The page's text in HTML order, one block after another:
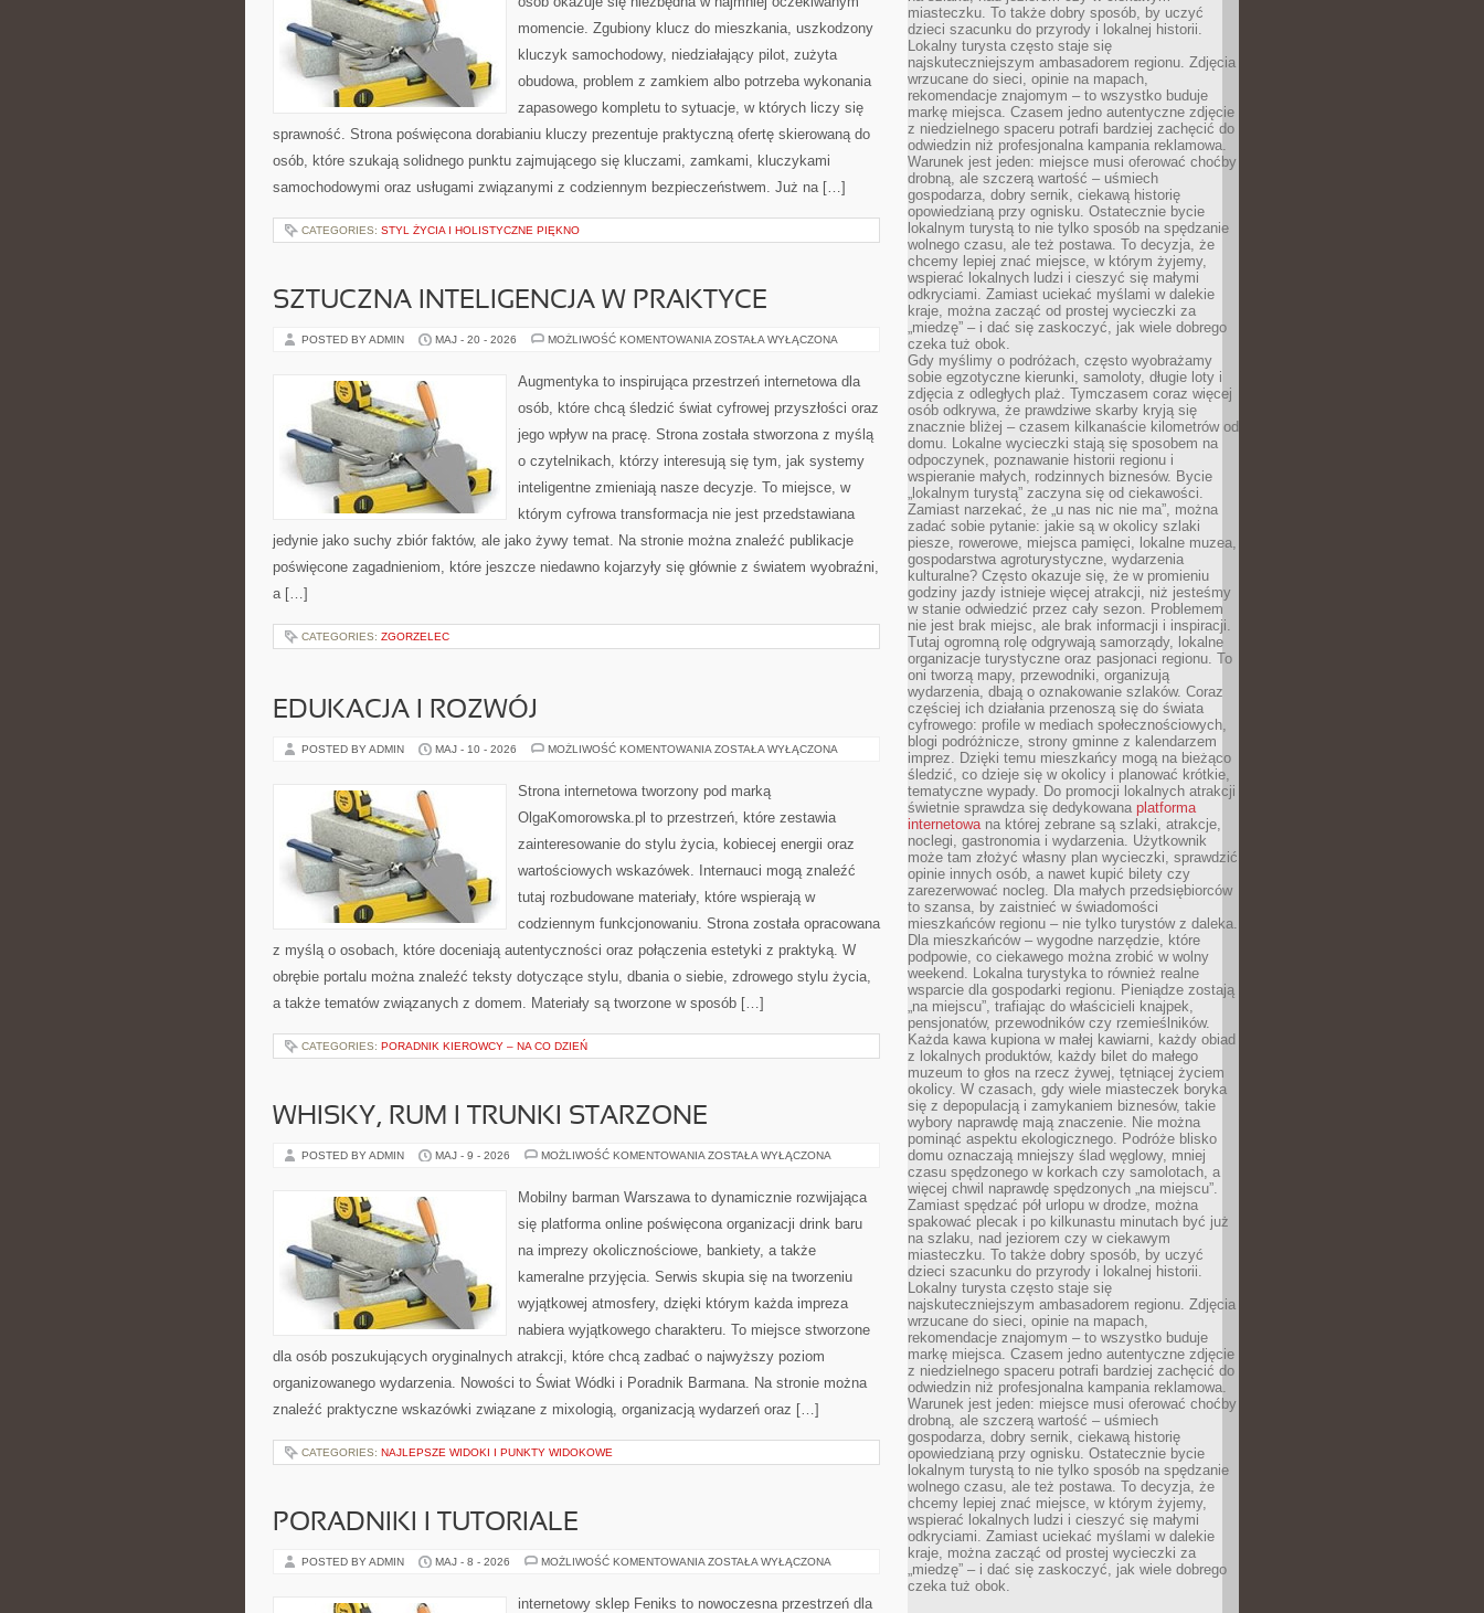
momencie. Zgubiony klucz do mieszkania, uszkodzony
kluczyk samochodowy, niedziałający pilot, zużyta
obudowa, problem z zamkiem albo potrzeba wykonania
zapasowego kompletu to sytuacje, w których liczy się
sprawność. Strona poświęcona dorabianiu kluczy prezentuje praktyczną ofertę skierowaną do
osób, które szukają solidnego punktu zajmującego się kluczami, zamkami, kluczykami
samochodowymi oraz usługami związanymi z codziennym bezpieczeństwem. Już na […]
CATEGORIES: STYL ŻYCIA I HOLISTYCZNE PIĘKNO
SZTUCZNA INTELIGENCJA W PRAKTYCE
POSTED BY ADMIN MAJ - 20 - 2026 MOŻLIWOŚĆ KOMENTOWANIA SZTUCZNA
PRAKTYCE
ZOSTAŁA WYŁĄCZONA
Augmentyka to inspirująca przestrzeń internetowa dla
osób, które chcą śledzić świat cyfrowej przyszłości oraz
jego wpływ na pracę. Strona została stworzona z myślą
o czytelnikach, którzy interesują się tym, jak systemy
inteligentne zmieniają nasze decyzje. To miejsce, w
którym cyfrowa transformacja nie jest przedstawiana
jedynie jako suchy zbiór faktów, ale jako żywy temat. Na stronie można znaleźć publikacje
poświęcone zagadnieniom, które jeszcze niedawno kojarzyły się głównie z światem wyobraźni,
a […]
CATEGORIES: ZGORZELEC
EDUKACJA I ROZWÓJ
POSTED BY ADMIN MAJ - 10 - 2026 MOŻLIWOŚĆ KOMENTOWANIA EDUKACJA
ZOSTAŁA WYŁĄCZONA
Strona internetowa tworzony pod marką
OlgaKomorowska.pl to przestrzeń, które zestawia
zainteresowanie do stylu życia, kobiecej energii oraz
wartościowych wskazówek. Internauci mogą znaleźć
tutaj rozbudowane materiały, które wspierają w
codziennym funkcjonowaniu. Strona została opracowana
z myślą o osobach, które doceniają autentyczności oraz połączenia estetyki z praktyką. W
obrębie portalu można znaleźć teksty dotyczące stylu, dbania o siebie, zdrowego stylu życia,
a także tematów związanych z domem. Materiały są tworzone w sposób […]
CATEGORIES: PORADNIK KIEROWCY – NA CO DZIEŃ
WHISKY, RUM I TRUNKI STARZONE
POSTED BY ADMIN MAJ - 9 - 2026 MOŻLIWOŚĆ KOMENTOWANIA WHISKY,
TRUNKI
STARZONE
ZOSTAŁA WYŁĄCZONA
Mobilny barman Warszawa to dynamicznie rozwijająca
się platforma online poświęcona organizacji drink baru
na imprezy okolicznościowe, bankiety, a także
kameralne przyjęcia. Serwis skupia się na tworzeniu
wyjątkowej atmosfery, dzięki którym każda impreza
nabiera wyjątkowego charakteru. To miejsce stworzone
dla osób poszukujących oryginalnych atrakcji, które chcą zadbać o najwyższy poziom
organizowanego wydarzenia. Nowości to Świat Wódki i Poradnik Barmana. Na stronie można
znaleźć praktyczne wskazówki związane z mixologią, organizacją wydarzeń oraz […]
CATEGORIES: NAJLEPSZE WIDOKI I PUNKTY WIDOKOWE
PORADNIKI I TUTORIALE
POSTED BY ADMIN MAJ - 8 - 2026 MOŻLIWOŚĆ KOMENTOWANIA PORADNIKI
ZOSTAŁA WYŁĄCZONA
internetowy sklep Feniks to nowoczesna przestrzeń dla
miasteczku. To także dobry sposób, by uczyć
dzieci szacunku do przyrody i lokalnej historii.
Lokalny turysta często staje się
najskuteczniejszym ambasadorem regionu. Zdjęcia
wrzucane do sieci, opinie na mapach,
rekomendacje znajomym – to wszystko buduje
markę miejsca. Czasem jedno autentyczne zdjęcie
z niedzielnego spaceru potrafi bardziej zachęcić do
odwiedzin niż profesjonalna kampania reklamowa.
Warunek jest jeden: miejsce musi oferować choćby
drobną, ale szczerą wartość – uśmiech
gospodarza, dobry sernik, ciekawą historię
opowiedzianą przy ognisku. Ostatecznie bycie
lokalnym turystą to nie tylko sposób na spędzanie
wolnego czasu, ale też postawa. To decyzja, że
chcemy lepiej znać miejsce, w którym żyjemy,
wspierać lokalnych ludzi i cieszyć się małymi
odkryciami. Zamiast uciekać myślami w dalekie
kraje, można zacząć od prostej wycieczki za
„miedzę” – i dać się zaskoczyć, jak wiele dobrego
czeka tuż obok.
Gdy myślimy o podróżach, często wyobrażamy
sobie egzotyczne kierunki, samoloty, długie loty i
zdjęcia z odległych plaż. Tymczasem coraz więcej
osób odkrywa, że prawdziwe skarby kryją się
znacznie bliżej – czasem kilkanaście kilometrów od
domu. Lokalne wycieczki stają się sposobem na
odpoczynek, poznawanie historii regionu i
wspieranie małych, rodzinnych biznesów. Bycie
„lokalnym turystą” zaczyna się od ciekawości.
Zamiast narzekać, że „u nas nic nie ma”, można
zadać sobie pytanie: jakie są w okolicy szlaki
piesze, rowerowe, miejsca pamięci, lokalne muzea,
gospodarstwa agroturystyczne, wydarzenia
kulturalne? Często okazuje się, że w promieniu
godziny jazdy istnieje więcej atrakcji, niż jesteśmy
w stanie odwiedzić przez cały sezon. Problemem
nie jest brak miejsc, ale brak informacji i inspiracji.
Tutaj ogromną rolę odgrywają samorządy, lokalne
organizacje turystyczne oraz pasjonaci regionu. To
oni tworzą mapy, przewodniki, organizują
wydarzenia, dbają o oznakowanie szlaków. Coraz
częściej ich działania przenoszą się do świata
cyfrowego: profile w mediach społecznościowych,
blogi podróżnicze, strony gminne z kalendarzem
imprez. Dzięki temu mieszkańcy mogą na bieżąco
śledzić, co dzieje się w okolicy i planować krótkie,
tematyczne wypady. Do promocji lokalnych atrakcji
świetnie sprawdza się dedykowana platforma
internetowana której zebrane są szlaki, atrakcje,
noclegi, gastronomia i wydarzenia. Użytkownik
może tam złożyć własny plan wycieczki, sprawdzić
opinie innych osób, a nawet kupić bilety czy
zarezerwować nocleg. Dla małych przedsiębiorców
to szansa, by zaistnieć w świadomości
mieszkańców regionu – nie tylko turystów z daleka.
Dla mieszkańców – wygodne narzędzie, które
podpowie, co ciekawego można zrobić w wolny
weekend. Lokalna turystyka to również realne
wsparcie dla gospodarki regionu. Pieniądze zostają
„na miejscu”, trafiając do właścicieli knajpek,
pensjonatów, przewodników czy rzemieślników.
Każda kawa kupiona w małej kawiarni, każdy obiad
z lokalnych produktów, każdy bilet do małego
muzeum to głos na rzecz żywej, tętniącej życiem
okolicy. W czasach, gdy wiele miasteczek boryka
się z depopulacją i zamykaniem biznesów, takie
wybory naprawdę mają znaczenie. Nie można
pominąć aspektu ekologicznego. Podróże blisko
domu oznaczają mniejszy ślad węglowy, mniej
czasu spędzonego w korkach czy samolotach, a
więcej chwil naprawdę spędzonych „na miejscu”.
Zamiast spędzać pół urlopu w drodze, można
spakować plecak i po kilkunastu minutach być już
na szlaku, nad jeziorem czy w ciekawym
miasteczku. To także dobry sposób, by uczyć
dzieci szacunku do przyrody i lokalnej historii.
Lokalny turysta często staje się
najskuteczniejszym ambasadorem regionu. Zdjęcia
wrzucane do sieci, opinie na mapach,
rekomendacje znajomym – to wszystko buduje
markę miejsca. Czasem jedno autentyczne zdjęcie
z niedzielnego spaceru potrafi bardziej zachęcić do
odwiedzin niż profesjonalna kampania reklamowa.
Warunek jest jeden: miejsce musi oferować choćby
drobną, ale szczerą wartość – uśmiech
gospodarza, dobry sernik, ciekawą historię
opowiedzianą przy ognisku. Ostatecznie bycie
lokalnym turystą to nie tylko sposób na spędzanie
wolnego czasu, ale też postawa. To decyzja, że
chcemy lepiej znać miejsce, w którym żyjemy,
wspierać lokalnych ludzi i cieszyć się małymi
odkryciami. Zamiast uciekać myślami w dalekie
kraje, można zacząć od prostej wycieczki za
„miedzę” – i dać się zaskoczyć, jak wiele dobrego
czeka tuż obok.